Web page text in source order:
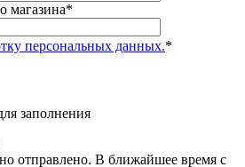
магазина*
персональных данных.*
заполнения
отправлено. В ближайшее время с